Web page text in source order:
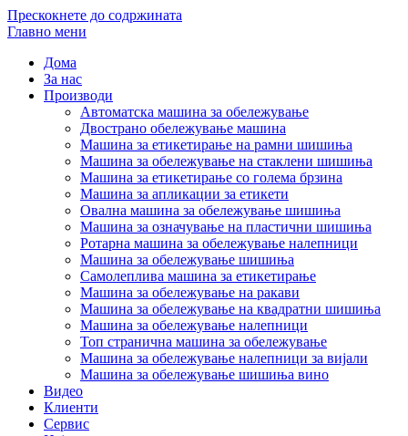
Прескокнете до содржината
Главно мени
Дома
За нас
Производи
Автоматска машина за обележување
Двострано обележување машина
Машина за етикетирање на рамни шишиња
Машина за обележување на стаклени шишиња
Машина за етикетирање со голема брзина
Машина за апликации за етикети
Овална машина за обележување шишиња
Машина за означување на пластични шишиња
Ротарна машина за обележување налепници
Машина за обележување шишиња
Самолеплива машина за етикетирање
Машина за обележување на ракави
Машина за обележување на квадратни шишиња
Машина за обележување налепници
Топ странична машина за обележување
Машина за обележување налепници за вијали
Машина за обележување шишиња вино
Видео
Клиенти
Сервис